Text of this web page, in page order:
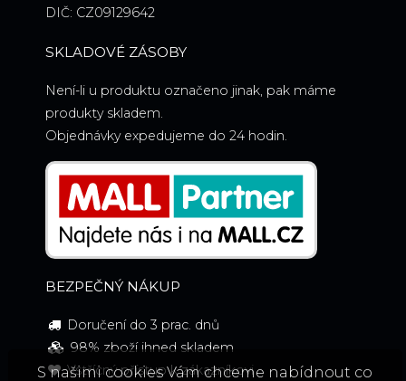
S našimi cookies Vám chceme nabídnout co
DIČ: CZ09129642
SKLADOVÉ ZÁSOBY
Není-li u produktu označeno jinak, pak máme
produkty skladem.
Objednávky expedujeme do 24 hodin.
BEZPEČNÝ NÁKUP
Doručení do 3 prac. dnů
98% zboží ihned skladem
Vstřícný přístup k zákazníkovi